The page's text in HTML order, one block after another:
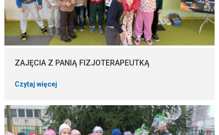
ZAJĘCIA Z PANIĄ FIZJOTERAPEUTKĄ
Czytaj więcej